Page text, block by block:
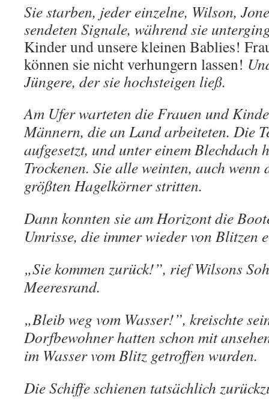
Sie starben, jeder einzelne, Wilson,
sendeten Signale, während sie
Kinder und unsere kleinen Bablies!
können sie nicht verhungern lassen!
Jüngere, der sie hochsteigen ließ.
Am Ufer warteten die Frauen und
Männern, die an Land arbeiteten. Die
aufgesetzt, und unter einem Blechdach
Trockenen. Sie alle weinten, auch
größten Hagelkörner stritten.
Dann konnten sie am Horizont die
Umrisse, die immer wieder von Blitzen
„Sie kommen zurück!”, rief Wilsons
Meeresrand.
„Bleib weg vom Wasser!”, kreischte
Dorfbewohner hatten schon mit
im Wasser vom Blitz getroffen wurden.
Die Schiffe schienen tatsächlich